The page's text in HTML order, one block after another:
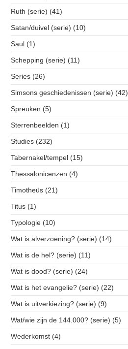
Ruth (serie) (41)
Satan/duivel (serie) (10)
Saul (1)
Schepping (serie) (11)
Series (26)
Simsons geschiedenissen (serie) (42)
Spreuken (5)
Sterrenbeelden (1)
Studies (232)
Tabernakel/tempel (15)
Thessalonicenzen (4)
Timotheüs (21)
Titus (1)
Typologie (10)
Wat is alverzoening? (serie) (14)
Wat is de hel? (serie) (11)
Wat is dood? (serie) (24)
Wat is het evangelie? (serie) (22)
Wat is uitverkiezing? (serie) (9)
Wat/wie zijn de 144.000? (serie) (5)
Wederkomst (4)